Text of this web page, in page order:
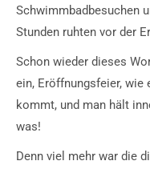
Schwimmbadbesuchen
Stunden ruhten vor der
Schon wieder dieses
ein, Eröffnungsfeier, wie
kommt, und man hält
was!
Denn viel mehr war die